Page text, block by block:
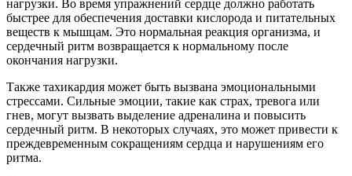
нагрузки. Во время упражнений сердце должно работать
быстрее для обеспечения доставки кислорода и питательных
веществ к мышцам. Это нормальная реакция организма, и
сердечный ритм возвращается к нормальному после
окончания нагрузки.
Также тахикардия может быть вызвана эмоциональными
стрессами. Сильные эмоции, такие как страх, тревога или
гнев, могут вызвать выделение адреналина и повысить
сердечный ритм. В некоторых случаях, это может привести к
преждевременным сокращениям сердца и нарушениям его
ритма.